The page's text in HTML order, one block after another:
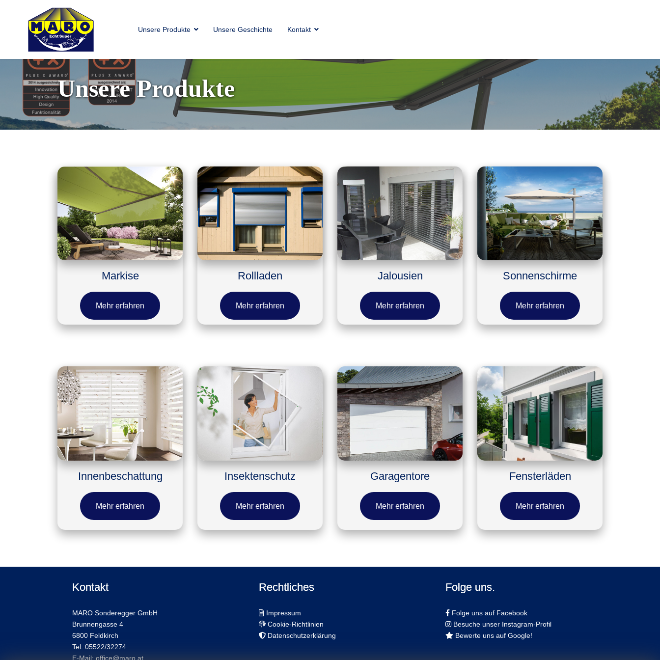
Unsere Produkte Unsere Geschichte Kontakt
Unsere Produkte
Markise
Mehr erfahren
Rollladen
Mehr erfahren
Jalousien
Mehr erfahren
Sonnenschirme
Mehr erfahren
Innenbeschattung
Mehr erfahren
Insektenschutz
Mehr erfahren
Garagentore
Mehr erfahren
Fensterläden
Mehr erfahren
Kontakt
MARO Sonderegger GmbH
Brunnengasse 4
6800 Feldkirch
Tel: 05522/32274
E-Mail: office@maro.at
Rechtliches
Impressum
Cookie-Richtlinien
Datenschutzerklärung
Folge uns.
Folge uns auf Facebook
Besuche unser Instagram-Profil
Bewerte uns auf Google!